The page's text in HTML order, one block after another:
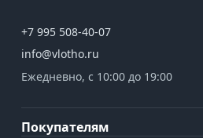
+7 995 508-40-07
info@vlotho.ru
Ежедневно, с 10:00 до 19:00
Покупателям